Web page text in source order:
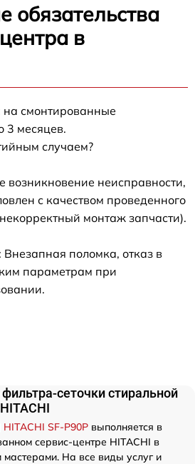
обязательства
в
на смонтированные
3 месяцев.
случаем?
возникновение неисправности,
с качеством проведенного
монтаж запчасти).
поломка, отказ в
параметрам при
сеточки стиральной
SF-P90P выполняется в
сервис-центре HITACHI в
На все виды услуг и